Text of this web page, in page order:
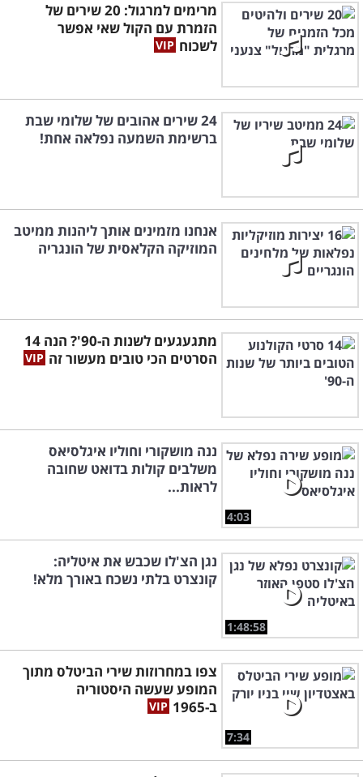
מרימים למרגול: 20 שירים של
הזמרת עם הקול שאי אפשר
לשכוח
24 שירים אהובים של שלומי שבת
ברשימת השמעה נפלאה אחת!
אנחנו מזמינים אותך ליהנות ממיטב
המוזיקה הקלאסית של הונגריה
מתגעגעים לשנות ה-90'? הנה 14
הסרטים הכי טובים מעשור זה
4:03
ננה מושקורי וחוליו איגלסיאס
משלבים קולות בדואט שחובה
לראות...
1:48:58
נגן הצ'לו שכבש את איטליה:
קונצרט בלתי נשכח באורך מלא!
7:34
צפו במחרוזות שירי הביטלס מתוך
המופע שעשה היסטוריה
ב-1965